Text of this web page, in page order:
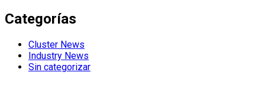
Categorías
Cluster News
Industry News
Sin categorizar